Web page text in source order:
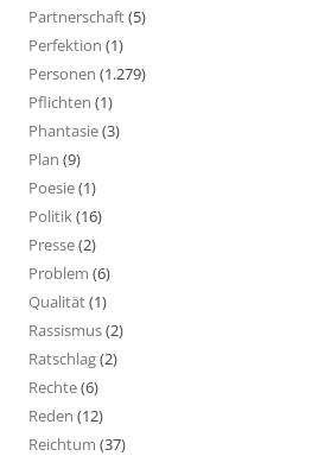
Partnerschaft(5)
Perfektion (1)
Personen (1.279)
Pflichten (1)
Phantasie(3)
Plan (9)
Poesie(1)
Politik(16)
Presse(2)
Problem (6)
Qualität(1)
Rassismus(2)
Ratschlag(2)
Rechte(6)
Reden (12)
Reichtum (37)